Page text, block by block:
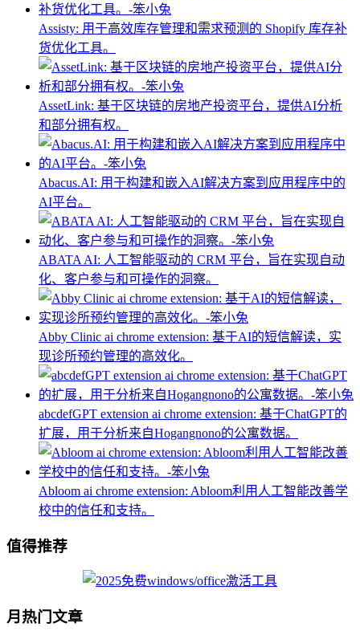
Assisty: 用于高效库存管理和需求预测的 Shopify 库存补
货优化工具。
AssetLink: 基于区块链的房地产投资平台，提供AI分析
和部分拥有权。
Abacus.AI: 用于构建和嵌入AI解决方案到应用程序中的
AI平台。
ABATA AI: 人工智能驱动的 CRM 平台，旨在实现自动
化、客户参与和可操作的洞察。
Abby Clinic ai chrome extension: 基于AI的短信解读，实
现诊所预约管理的高效化。
abcdefGPT extension ai chrome extension: 基于ChatGPT的
扩展，用于分析来自Hogangnono的公寓数据。
Abloom ai chrome extension: Abloom利用人工智能改善学
校中的信任和支持。
值得推荐
月热门文章